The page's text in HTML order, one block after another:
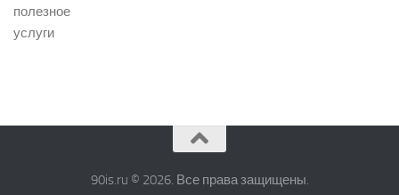
полезное
услуги
90is.ru © 2026. Все права защищены.